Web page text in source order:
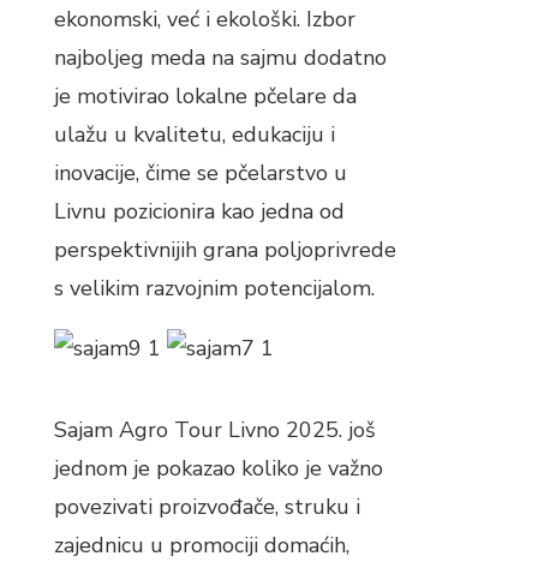
ekonomski, već i ekološki. Izbor
najboljeg meda na sajmu dodatno
je motivirao lokalne pčelare da
ulažu u kvalitetu, edukaciju i
inovacije, čime se pčelarstvo u
Livnu pozicionira kao jedna od
perspektivnijih grana poljoprivrede
s velikim razvojnim potencijalom.
Sajam Agro Tour Livno 2025. još
jednom je pokazao koliko je važno
povezivati proizvođače, struku i
zajednicu u promociji domaćih,